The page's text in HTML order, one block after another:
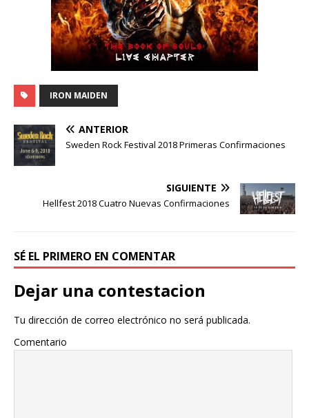
IRON MAIDEN
ANTERIOR
Sweden Rock Festival 2018 Primeras Confirmaciones
SIGUIENTE
Hellfest 2018 Cuatro Nuevas Confirmaciones
SÉ EL PRIMERO EN COMENTAR
Dejar una contestacion
Tu dirección de correo electrónico no será publicada.
Comentario